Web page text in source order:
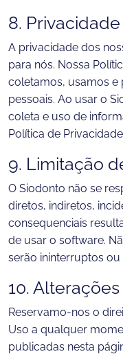
8. Privacidade
A privacidade dos
para nós. Nossa
coletamos, usamos e
pessoais. Ao usar o
coleta e uso de
Política de
9. Limitação
O Siodonto não se
diretos, indiretos,
consequenciais
de usar o software.
serão ininterruptos ou
10.
Reservamo-nos o
Uso a qualquer
publicadas nesta